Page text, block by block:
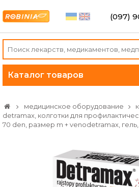
(097)
Каталог товаров
медицинское оборудование
detramax, колготки для
70 den, размер m + venodetramax, гель,